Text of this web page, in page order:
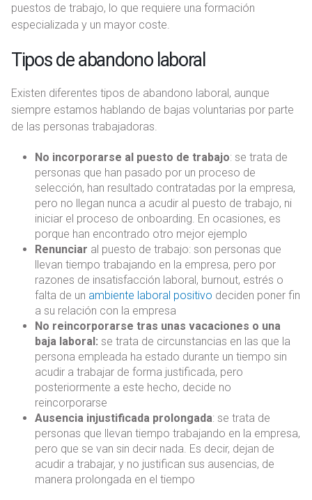
puestos de trabajo, lo que requiere una formación
especializada y un mayor coste.
Tipos de abandono laboral
Existen diferentes tipos de abandono laboral, aunque
siempre estamos hablando de bajas voluntarias por parte
de las personas trabajadoras.
No incorporarse al puesto de trabajo: se trata de
personas que han pasado por un proceso de
selección, han resultado contratadas por la empresa,
pero no llegan nunca a acudir al puesto de trabajo, ni
iniciar el proceso de onboarding. En ocasiones, es
porque han encontrado otro mejor ejemplo
Renunciar al puesto de trabajo: son personas que
llevan tiempo trabajando en la empresa, pero por
razones de insatisfacción laboral, burnout, estrés o
falta de un ambiente laboral positivo deciden poner fin
a su relación con la empresa
No reincorporarse tras unas vacaciones o una
baja laboral: se trata de circunstancias en las que la
persona empleada ha estado durante un tiempo sin
acudir a trabajar de forma justificada, pero
posteriormente a este hecho, decide no
reincorporarse
Ausencia injustificada prolongada: se trata de
personas que llevan tiempo trabajando en la empresa,
pero que se van sin decir nada. Es decir, dejan de
acudir a trabajar, y no justifican sus ausencias, de
manera prolongada en el tiempo